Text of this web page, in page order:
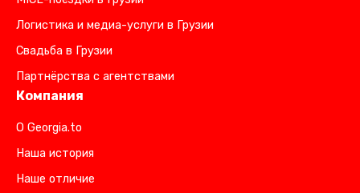
Логистика и медиа-услуги в Грузии
Свадьба в Грузии
Партнёрства с агентствами
Компания
О Georgia.to
Наша история
Наше отличие